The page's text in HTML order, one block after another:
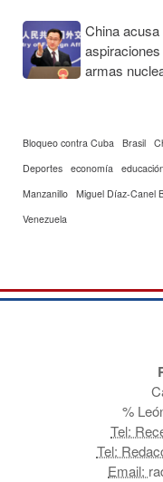
China
armas
Bloqueo contra Cuba Brasil
Deportes economía
Manzanillo Miguel Díaz-Canel
Venezuela
%
Tel:
Tel:
Email: